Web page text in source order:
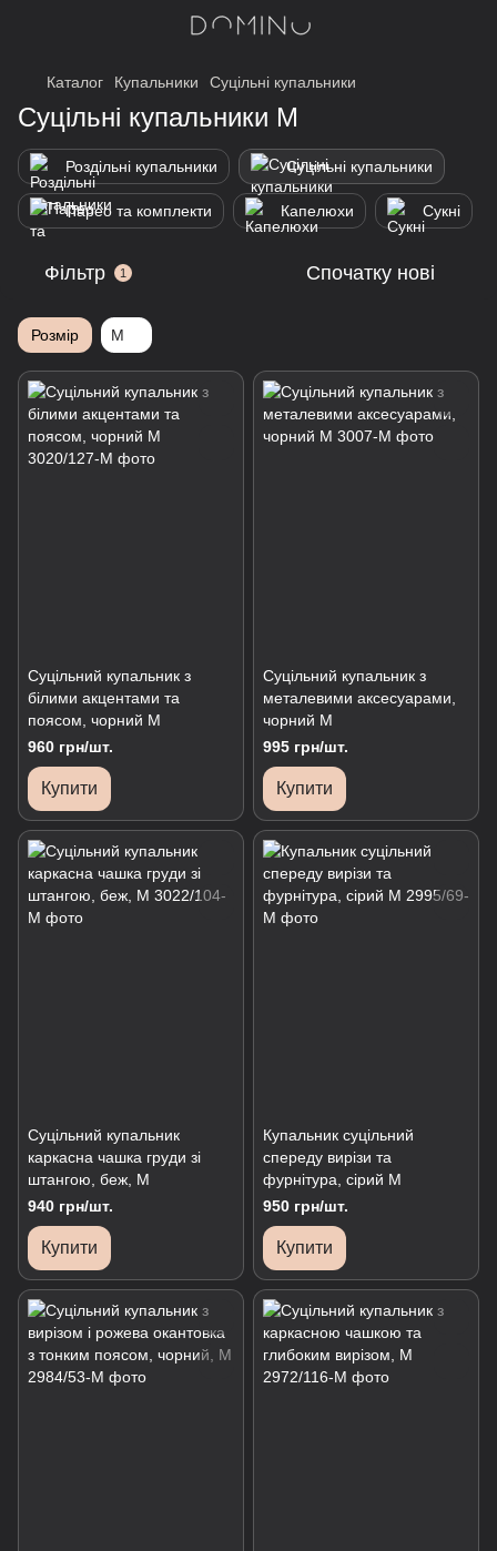
Каталог Купальники Суцільні купальники
Суцільні купальники M
Роздільні купальники Суцільні купальники
Парео та комплекти Капелюхи Сукні
Фільтр 1 Спочатку нові
Розмір M
Суцільний купальник з
білими акцентами та
поясом, чорний М
960 грн/шт.
Купити
Суцільний купальник з
металевими аксесуарами,
чорний М
995 грн/шт.
Купити
Суцільний купальник
каркасна чашка груди зі
штангою, беж, М
940 грн/шт.
Купити
Купальник суцільний
спереду вирізи та
фурнітура, сірий М
950 грн/шт.
Купити